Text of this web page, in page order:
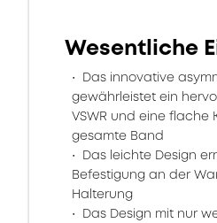
Wesentliche
Das innovative
gewährleistet ein
VSWR und eine
gesamte Band
Das leichte Design
Befestigung an der
Halterung
Das Design mit nur